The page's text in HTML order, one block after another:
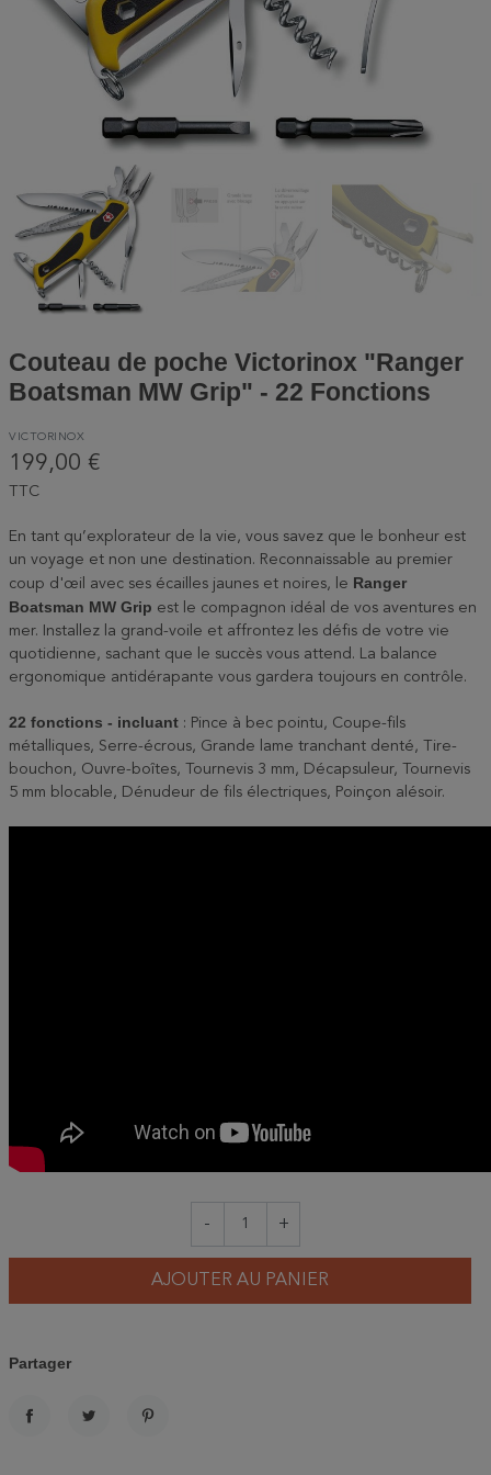
Couteau de poche Victorinox "Ranger
Boatsman MW Grip" - 22 Fonctions
VICTORINOX
199,00 €
TTC
En tant qu’explorateur de la vie, vous savez que le bonheur est
un voyage et non une destination. Reconnaissable au premier
coup d'œil avec ses écailles jaunes et noires, le Ranger
Boatsman MW Grip est le compagnon idéal de vos aventures en
mer. Installez la grand-voile et affrontez les défis de votre vie
quotidienne, sachant que le succès vous attend. La balance
ergonomique antidérapante vous gardera toujours en contrôle.
22 fonctions - incluant : Pince à bec pointu, Coupe-fils
métalliques, Serre-écrous, Grande lame tranchant denté, Tire-
bouchon, Ouvre-boîtes, Tournevis 3 mm, Décapsuleur, Tournevis
5 mm blocable, Dénudeur de fils électriques, Poinçon alésoir.
- +
AJOUTER AU PANIER
Partager